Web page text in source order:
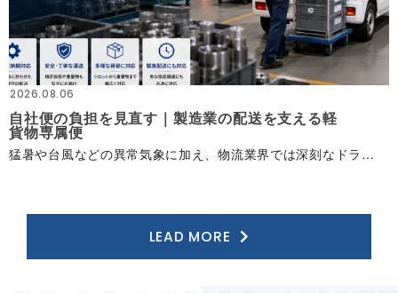
2026.08.06
自社便の負担を見直す｜製造業の配送を支える軽
貨 物 専 属 便
猛暑や台風などの異常気象に加え、物流業界では深刻なドライバー不足が続いています。 さらに、お盆や大型連休は配送体制の維持が難しくなり、 自社便を運用する製造業では、ドライバーの確保や配送担当者 様 の 負 担
LEAD MORE